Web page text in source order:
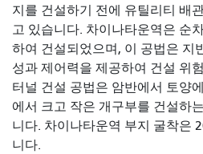
지를 건설하기 전에 유틸리티 배
고 있습니다. 차이나타운역은 순
하여 건설되었으며, 이 공법은 지
성과 제어력을 제공하여 건설 위
터널 건설 공법은 암반에서 토양
에서 크고 작은 개구부를 건설하
니다. 차이나타운역 부지 굴착은
니다.